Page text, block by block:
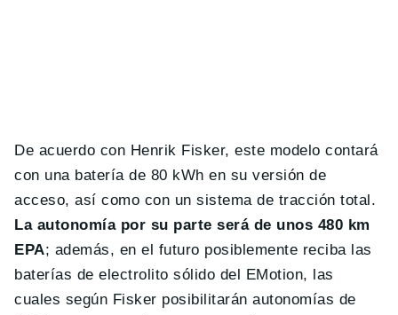
De acuerdo con Henrik Fisker, este modelo contará
con una batería de 80 kWh en su versión de
acceso, así como con un sistema de tracción total.
La autonomía por su parte será de unos 480 km
EPA; además, en el futuro posiblemente reciba las
baterías de electrolito sólido del EMotion, las
cuales según Fisker posibilitarán autonomías de